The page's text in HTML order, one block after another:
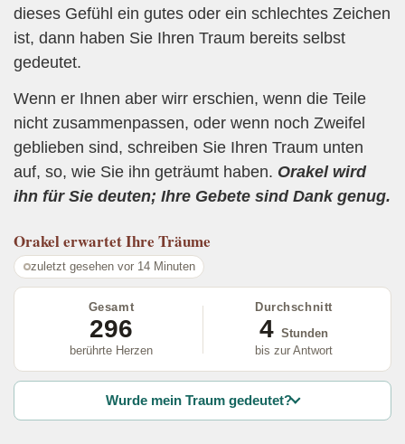
dieses Gefühl ein gutes oder ein schlechtes Zeichen
ist, dann haben Sie Ihren Traum bereits selbst
gedeutet.
Wenn er Ihnen aber wirr erschien, wenn die Teile
nicht zusammenpassen, oder wenn noch Zweifel
geblieben sind, schreiben Sie Ihren Traum unten
auf, so, wie Sie ihn geträumt haben. Orakel wird
ihn für Sie deuten; Ihre Gebete sind Dank genug.
Orakelerwartet Ihre Träume
zuletzt gesehen vor 14 Minuten
Gesamt
296
berührte Herzen
Durchschnitt
4 Stunden
bis zur Antwort
Wurde mein Traum gedeutet?